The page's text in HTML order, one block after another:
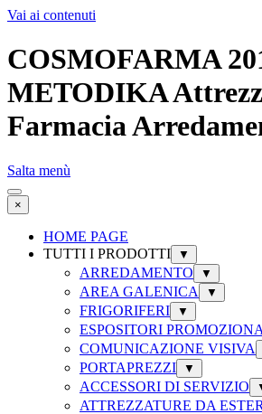
Vai ai contenuti
COSMOFARMA
METODIKA
Farmacia
Salta menù
×
HOME PAGE
TUTTI I PRODOTTI
▼
ARREDAMENTO ▼
AREA GALENICA ▼
FRIGORIFERI ▼
ESPOSITORI
COMUNICAZIONE VISIVA
PORTAPREZZI ▼
ACCESSORI DI SERVIZIO
ATTREZZATURE DA